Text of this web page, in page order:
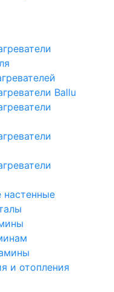
Ballu
настенные
и отопления